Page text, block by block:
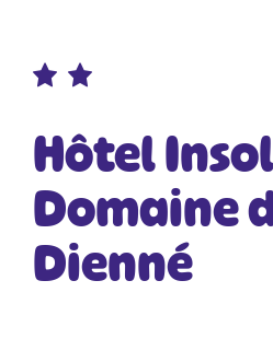
Hôtel
Domaine
Dienné